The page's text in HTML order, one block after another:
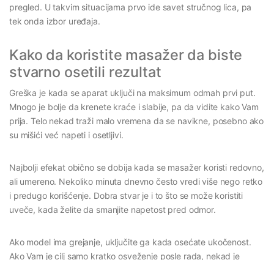
pregled. U takvim situacijama prvo ide savet stručnog lica, pa
tek onda izbor uređaja.
Kako da koristite masažer da biste
stvarno osetili rezultat
Greška je kada se aparat uključi na maksimum odmah prvi put.
Mnogo je bolje da krenete kraće i slabije, pa da vidite kako Vam
prija. Telo nekad traži malo vremena da se navikne, posebno ako
su mišići već napeti i osetljivi.
Najbolji efekat obično se dobija kada se masažer koristi redovno,
ali umereno. Nekoliko minuta dnevno često vredi više nego retko
i predugo korišćenje. Dobra stvar je i to što se može koristiti
uveče, kada želite da smanjite napetost pred odmor.
Ako model ima grejanje, uključite ga kada osećate ukočenost.
Ako Vam je cilj samo kratko osveženje posle rada, nekad je